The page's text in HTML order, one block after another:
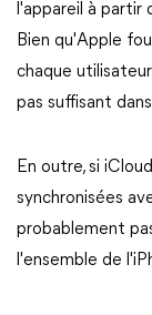
l'appareil à partir
Bien qu'Apple
chaque
pas suffisant
En outre, si
synchronisées
probablement
l'ensemble de